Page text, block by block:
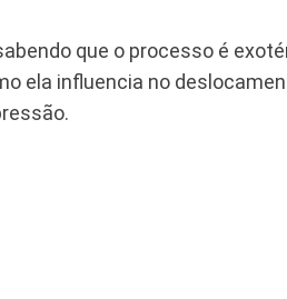
que o processo é
ela influencia no